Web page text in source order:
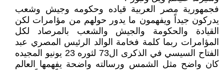
فجمهورية مصر العربية قياده وحكومه وجيش وشعب
يدركون جيداً ويفهمون ما يدور حولهم من مؤامرات لكن
القيادة والحكومة والجيش والشعب بالمرصاد لكل
المؤامرات ربما كلمة فخامة الوالد الرئيس المصري عبد
الفتاح السيسي في الذكرى ال73 لثوره 23 يونيو المجيده
كان واضح مثل الشمس ورسالته واضحة يفهمها العالم